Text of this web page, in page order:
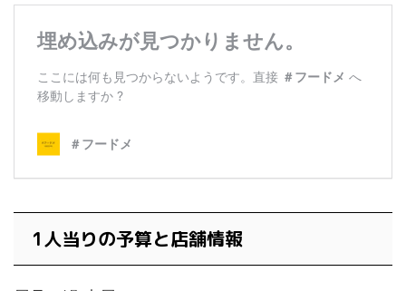
1人当りの予算と店舗情報